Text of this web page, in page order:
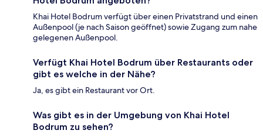
Khai Hotel Bodrum verfügt über einen Privatstrand und einen
Außenpool (je nach Saison geöffnet) sowie Zugang zum nahe
gelegenen Außenpool.
Verfügt Khai Hotel Bodrum über Restaurants oder
gibt es welche in der Nähe?
Ja, es gibt ein Restaurant vor Ort.
Was gibt es in der Umgebung von Khai Hotel
Bodrum zu sehen?